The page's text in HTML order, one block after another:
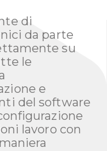
di
da parte
su
le
e
del software
lavoro con